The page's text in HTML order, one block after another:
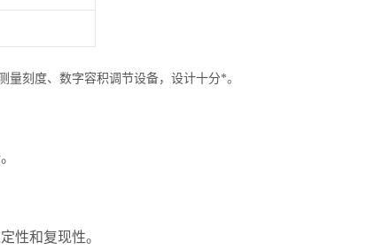
刻度、数字容积调节设备，设计十分*。
性和复现性。